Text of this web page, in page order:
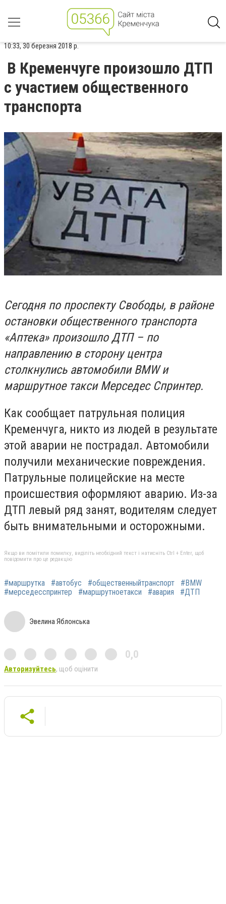
10:33, 30 березня 2018 р.
В Кременчуге произошло ДТП
с участием общественного
транспорта
Сегодня по проспекту Свободы, в районе
остановки общественного транспорта
«Аптека» произошло ДТП – по
направлению в сторону центра
столкнулись автомобили BMW и
маршрутное такси Мерседес Спринтер.
Как сообщает патрульная полиция
Кременчуга, никто из людей в результате
этой аварии не пострадал. Автомобили
получили механические повреждения.
Патрульные полицейские на месте
происшествия оформляют аварию. Из-за
ДТП левый ряд занят, водителям следует
быть внимательными и осторожными.
Якщо ви помітили помилку, виділіть необхідний текст і натисніть Ctrl + Enter, щоб
повідомити про це редакцію
#маршрутка #автобус #общественныйтранспорт
#BMW
#мерседесспринтер
#маршрутноетакси #авария #ДТП
Эвелина Яблонська
0,0
Авторизуйтесь, щоб оцінити